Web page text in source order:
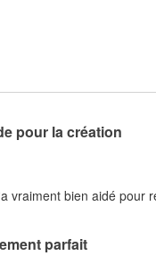
pour la création
vraiment bien aidé pour
parfait